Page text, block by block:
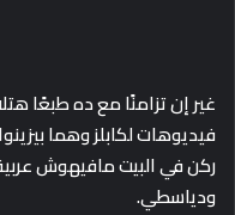
غير إن تزامنًا مع ده طبعًا
فيديوهات لكابلز وهما
ركن في البيت مافيهوش
ودياسطي.